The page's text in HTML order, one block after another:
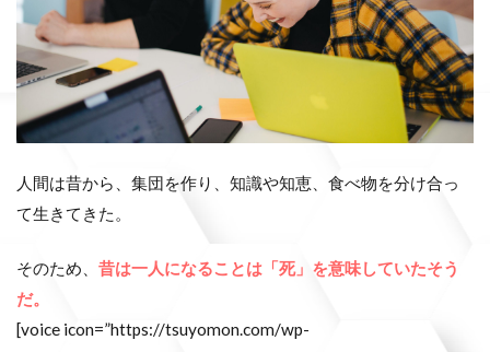
人間は昔から、集団を作り、知識や知恵、食べ物を分け合っ
て生きてきた。
そのため、 昔は一人になることは「死」を意味していたそう
だ。
[voice icon=”https://tsuyomon.com/wp-